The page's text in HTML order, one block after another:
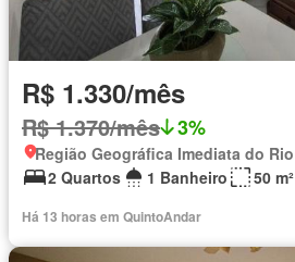
R$ 1.330/mês
R$ 1.370/mês 3%
2 Quartos
1 Banheiro 50 m²
Há 13 horas em QuintoAndar